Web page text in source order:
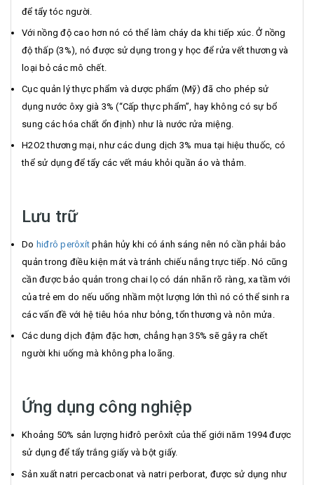
để tẩy tóc người.
Với nồng độ cao hơn nó có thể làm cháy da khi tiếp xúc. Ở nồng
độ thấp (3%), nó được sử dụng trong y học để rửa vết thương và
loại bỏ các mô chết.
Cục quản lý thực phẩm và dược phẩm (Mỹ) đã cho phép sử
dụng nước ôxy già 3% (“Cấp thực phẩm”, hay không có sự bổ
sung các hóa chất ổn định) như là nước rửa miệng.
H2O2 thương mại, như các dung dịch 3% mua tại hiệu thuốc, có
thể sử dụng để tẩy các vết máu khỏi quần áo và thảm.
Lưu trữ
Do hiđrô perôxít phân hủy khi có ánh sáng nên nó cần phải bảo
quản trong điều kiện mát và tránh chiếu nắng trực tiếp. Nó cũng
cần được bảo quản trong chai lọ có dán nhãn rõ ràng, xa tầm với
của trẻ em do nếu uống nhầm một lượng lớn thì nó có thể sinh ra
các vấn đề với hệ tiêu hóa như bỏng, tổn thương và nôn mửa.
Các dung dịch đậm đặc hơn, chẳng hạn 35% sẽ gây ra chết
người khi uống mà không pha loãng.
Ứng dụng công nghiệp
Khoảng 50% sản lượng hiđrô perôxít của thế giới năm 1994 được
sử dụng để tẩy trắng giấy và bột giấy.
Sản xuất natri percacbonat và natri perborat, được sử dụng như